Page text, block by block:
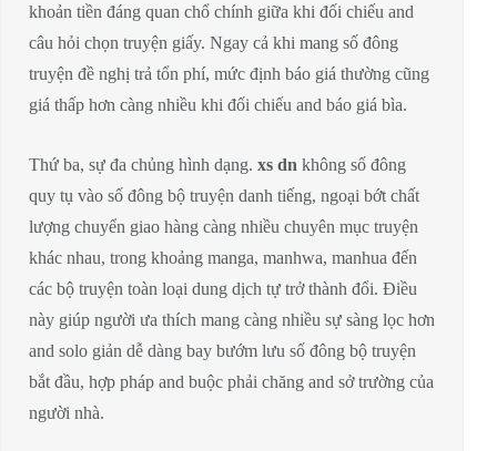
khoản tiền đáng quan chổ chính giữa khi đối chiếu and
câu hỏi chọn truyện giấy. Ngay cả khi mang số đông
truyện đề nghị trả tổn phí, mức định báo giá thường cũng
giá thấp hơn càng nhiều khi đối chiếu and báo giá bìa.
Thứ ba, sự đa chủng hình dạng. xs dn không số đông
quy tụ vào số đông bộ truyện danh tiếng, ngoại bớt chất
lượng chuyển giao hàng càng nhiều chuyên mục truyện
khác nhau, trong khoảng manga, manhwa, manhua đến
các bộ truyện toàn loại dung dịch tự trở thành đổi. Điều
này giúp người ưa thích mang càng nhiều sự sàng lọc hơn
and solo giản dễ dàng bay bướm lưu số đông bộ truyện
bắt đầu, hợp pháp and buộc phải chăng and sở trường của
người nhà.